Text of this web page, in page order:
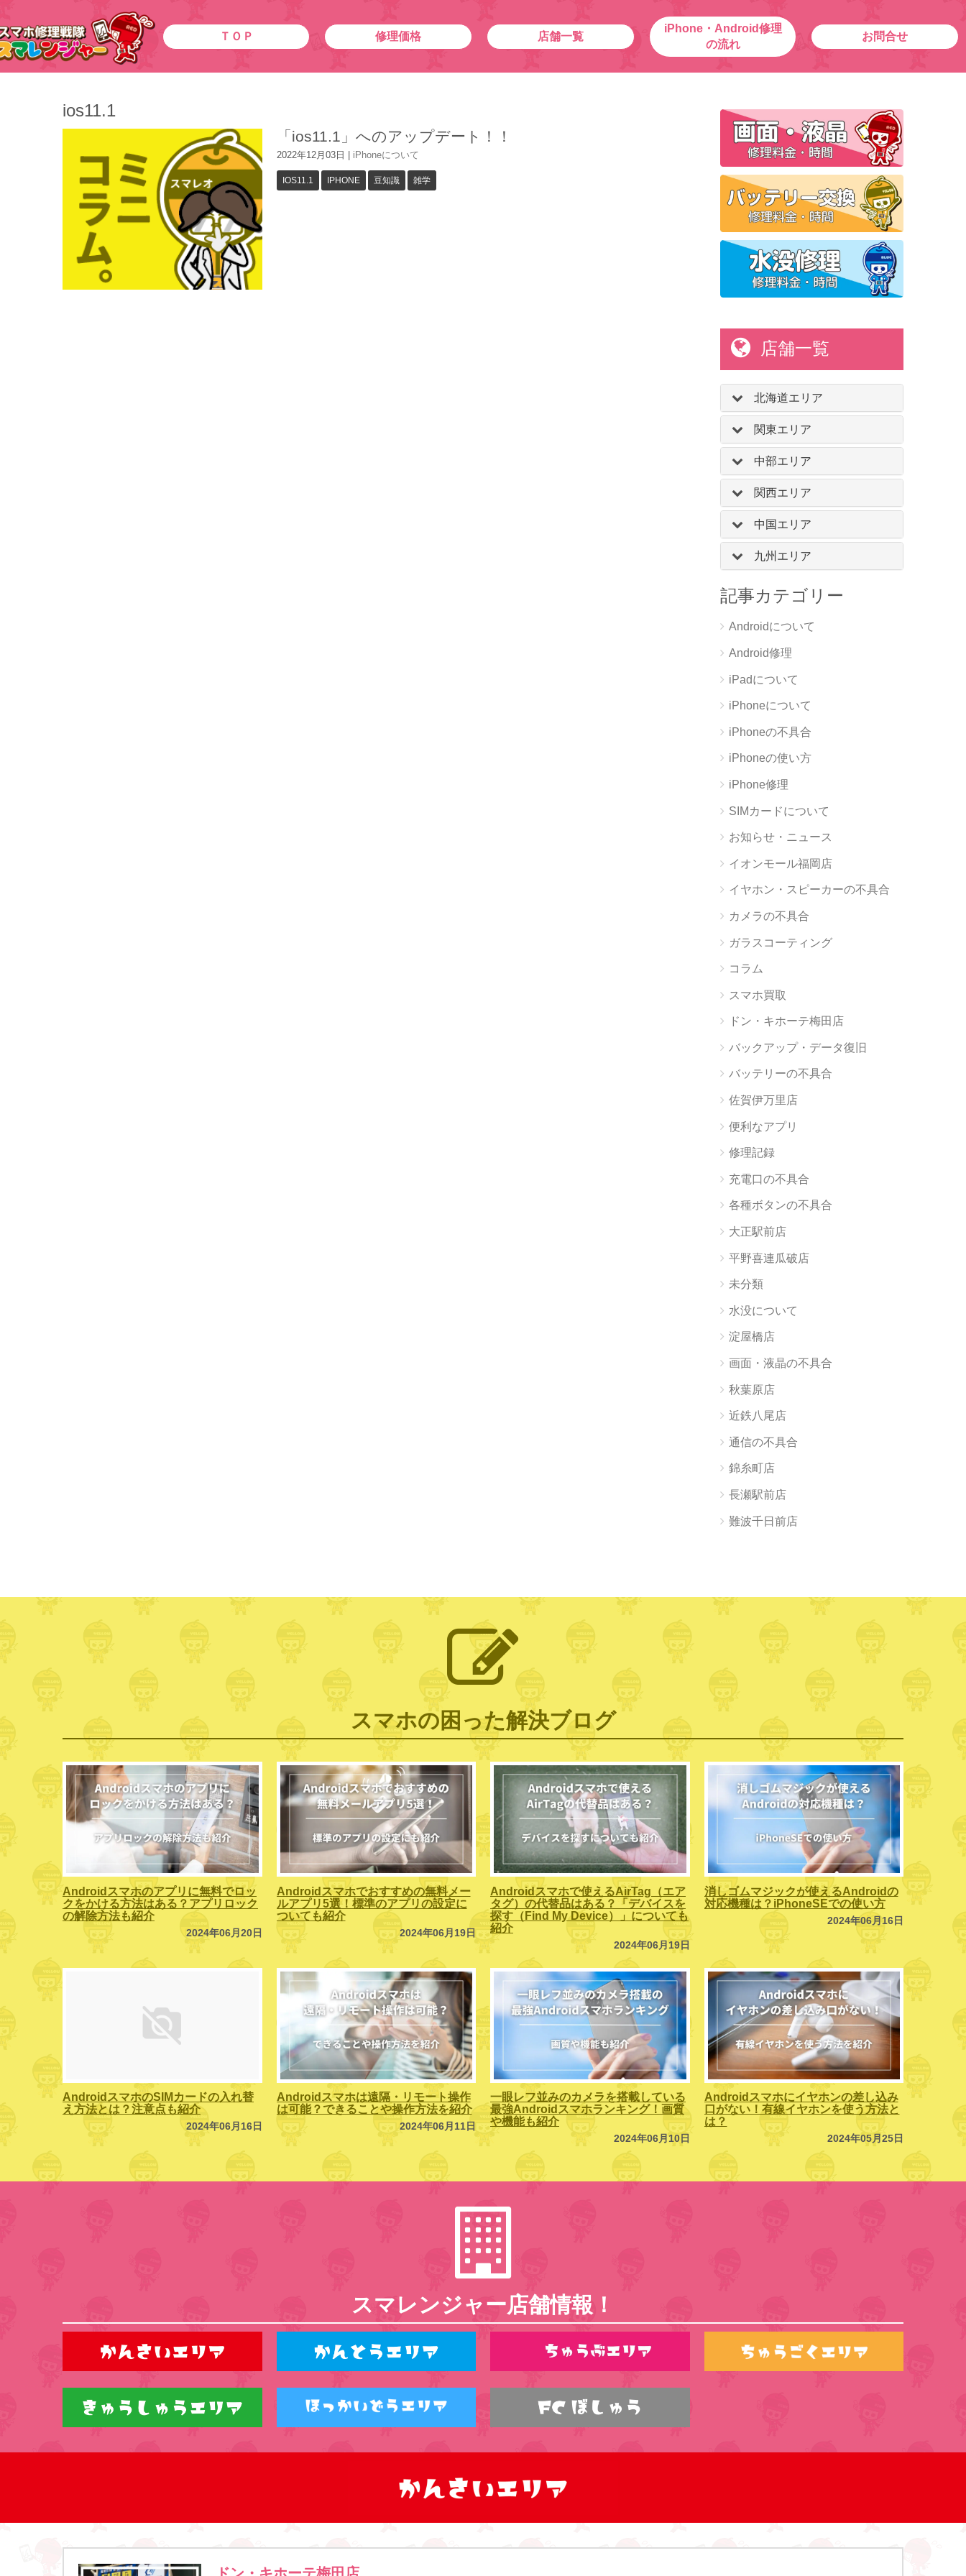
ＴＯＰ 修理価格 店舗一覧
iPhone・Android修理
の流れ
お問合せ
ios11.1
「ios11.1」へのアップデート！！
2022年12月03日 iPhoneについて
IOS11.1 IPHONE 豆知識 雑学
店舗一覧
北海道エリア
関東エリア
中部エリア
関西エリア
中国エリア
九州エリア
記事カテゴリー
Androidについて
Android修理
iPadについて
iPhoneについて
iPhoneの不具合
iPhoneの使い方
iPhone修理
SIMカードについて
お知らせ・ニュース
イオンモール福岡店
イヤホン・スピーカーの不具合
カメラの不具合
ガラスコーティング
コラム
スマホ買取
ドン・キホーテ梅田店
バックアップ・データ復旧
バッテリーの不具合
佐賀伊万里店
便利なアプリ
修理記録
充電口の不具合
各種ボタンの不具合
大正駅前店
平野喜連瓜破店
未分類
水没について
淀屋橋店
画面・液晶の不具合
秋葉原店
近鉄八尾店
通信の不具合
錦糸町店
長瀬駅前店
難波千日前店
スマホの困った解決ブログ
Androidスマホのアプリに無料でロッ
クをかける方法はある？アプリロック
の解除方法も紹介
2024年06月20日
Androidスマホでおすすめの無料メー
ルアプリ5選！標準のアプリの設定に
ついても紹介
2024年06月19日
Androidスマホで使えるAirTag（エア
タグ）の代替品はある？「デバイスを
探す（Find My Device）」についても
紹介
2024年06月19日
消しゴムマジックが使えるAndroidの
対応機種は？iPhoneSEでの使い方
2024年06月16日
AndroidスマホのSIMカードの入れ替
え方法とは？注意点も紹介
2024年06月16日
Androidスマホは遠隔・リモート操作
は可能？できることや操作方法を紹介
2024年06月11日
一眼レフ並みのカメラを搭載している
最強Androidスマホランキング！画質
や機能も紹介
2024年06月10日
Androidスマホにイヤホンの差し込み
口がない！有線イヤホンを使う方法と
は？
2024年05月25日
スマレンジャー店舗情報！